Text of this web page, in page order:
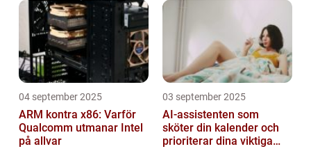
04 september 2025
ARM kontra x86: Varför
Qualcomm utmanar Intel
på allvar
03 september 2025
AI-assistenten som
sköter din kalender och
prioriterar dina viktiga